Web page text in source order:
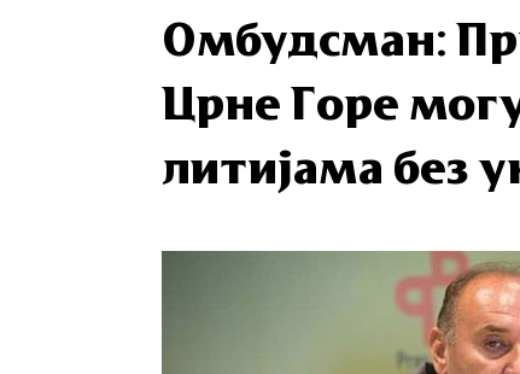
Омбудсман:
Црне Горе
литијама без